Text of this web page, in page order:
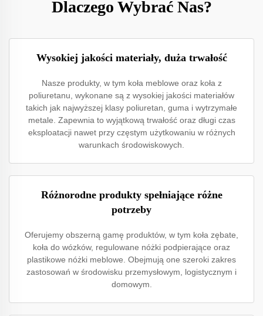
Dlaczego Wybrać Nas?
Wysokiej jakości materiały, duża trwałość
Nasze produkty, w tym koła meblowe oraz koła z
poliuretanu, wykonane są z wysokiej jakości materiałów
takich jak najwyższej klasy poliuretan, guma i wytrzymałe
metale. Zapewnia to wyjątkową trwałość oraz długi czas
eksploatacji nawet przy częstym użytkowaniu w różnych
warunkach środowiskowych.
Różnorodne produkty spełniające różne
potrzeby
Oferujemy obszerną gamę produktów, w tym koła zębate,
koła do wózków, regulowane nóżki podpierające oraz
plastikowe nóżki meblowe. Obejmują one szeroki zakres
zastosowań w środowisku przemysłowym, logistycznym i
domowym.